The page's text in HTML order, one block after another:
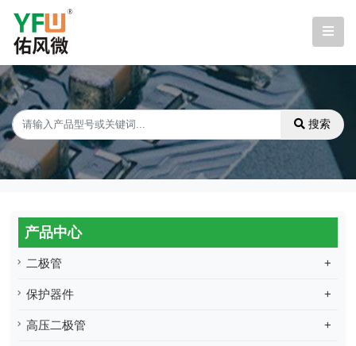
搜索
产品中心
二极管 +
保护器件 +
高压二极管 +